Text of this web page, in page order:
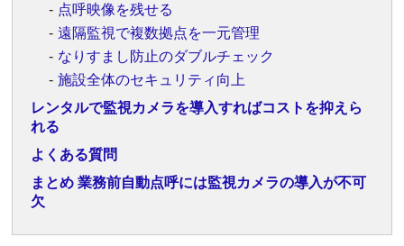
点呼映像を残せる
遠隔監視で複数拠点を一元管理
なりすまし防止のダブルチェック
施設全体のセキュリティ向上
レンタルで監視カメラを導入すればコストを抑えら
れる
よくある質問
まとめ 業務前自動点呼には監視カメラの導入が不可
欠